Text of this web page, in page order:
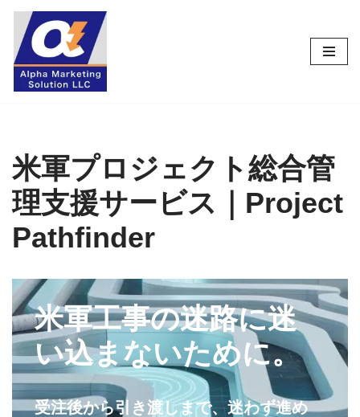
コ
ン
テ
ス
キ
ッ
プ
米軍プロジェクト総合管
理支援サービス｜Project
Pathfinder
米軍工事の迷路に迷
い込まないために。
受注後から引き渡しまで、迷わず進め